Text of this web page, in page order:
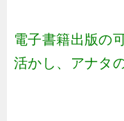
電子書籍出版の
活かし、アナタ